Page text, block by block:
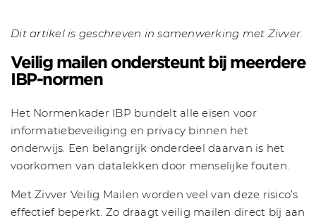
Dit artikel is geschreven in samenwerking met Zivver.
Veilig mailen ondersteunt bij meerdere
IBP-normen
Het Normenkader IBP bundelt alle eisen voor
informatiebeveiliging en privacy binnen het
onderwijs. Een belangrijk onderdeel daarvan is het
voorkomen van datalekken door menselijke fouten.
Met Zivver Veilig Mailen worden veel van deze risico’s
effectief beperkt. Zo draagt veilig mailen direct bij aan